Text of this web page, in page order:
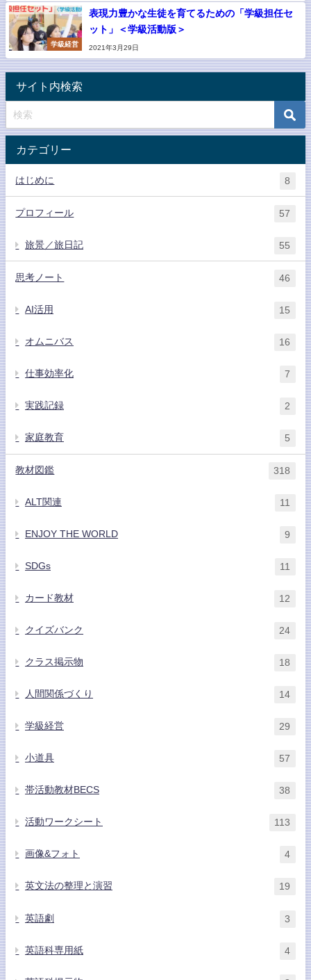
学級経営
表現力豊かな生徒を育てるための「学級担任セ
ット」＜学級活動版＞
2021年3月29日
サイト内検索
カテゴリー
はじめに 8
プロフィール 57
旅景／旅日記 55
思考ノート 46
AI活用 15
オムニバス 16
仕事効率化 7
実践記録 2
家庭教育 5
教材図鑑 318
ALT関連 11
ENJOY THE WORLD 9
SDGs 11
カード教材 12
クイズバンク 24
クラス掲示物 18
人間関係づくり 14
学級経営 29
小道具 57
帯活動教材BECS 38
活動ワークシート 113
画像&フォト 4
英文法の整理と演習 19
英語劇 3
英語科専用紙 4